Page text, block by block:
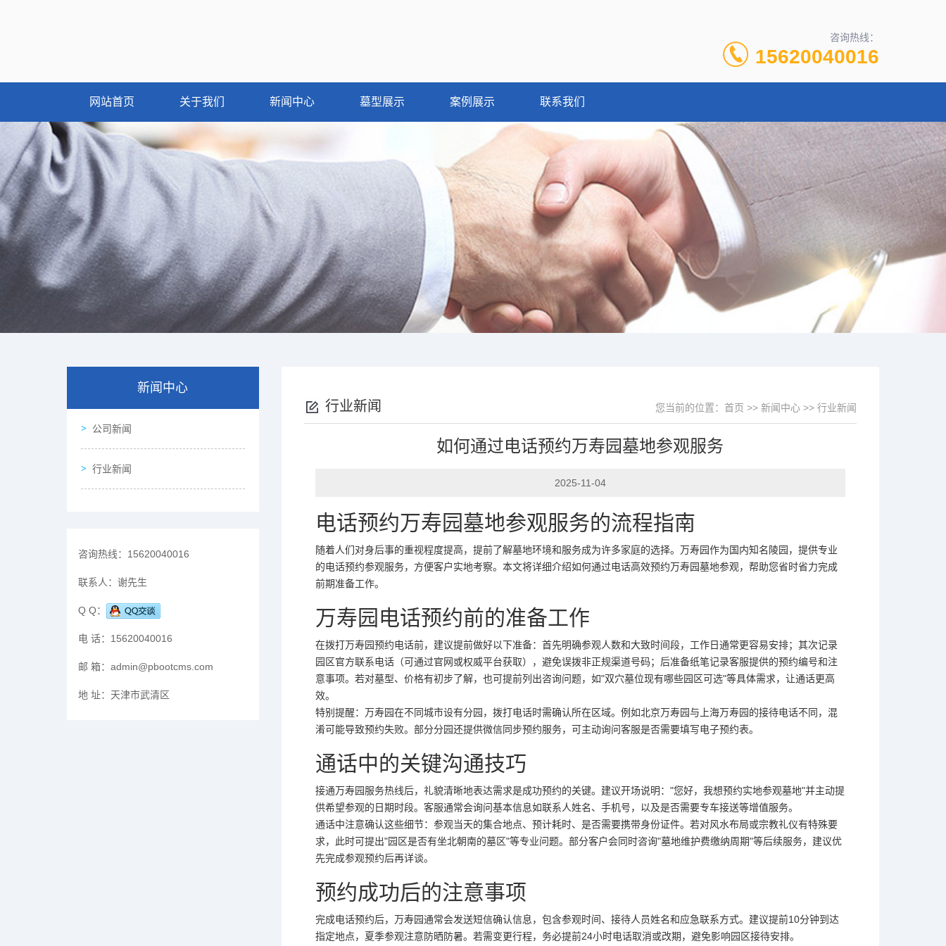
咨询热线：
15620040016
网站首页 关于我们 新闻中心 墓型展示 案例展示 联系我们
新闻中心
公司新闻
行业新闻
咨询热线： 15620040016
联系人： 谢先生
Q Q：
电 话： 15620040016
邮 箱： admin@pbootcms.com
地 址： 天津市武清区
行业新闻 您当前的位置： 首页 >> 新闻中心 >> 行业新闻
如何通过电话预约万寿园墓地参观服务
2025-11-04
电话预约万寿园墓地参观服务的流程指南
随着人们对身后事的重视程度提高，提前了解墓地环境和服务成为许多家庭的选择。万寿园作为国内知名陵园，提供专业
的电话预约参观服务，方便客户实地考察。本文将详细介绍如何通过电话高效预约万寿园墓地参观，帮助您省时省力完成
前期准备工作。
万寿园电话预约前的准备工作
在拨打万寿园预约电话前，建议提前做好以下准备：首先明确参观人数和大致时间段，工作日通常更容易安排；其次记录
园区官方联系电话（可通过官网或权威平台获取），避免误拨非正规渠道号码；后准备纸笔记录客服提供的预约编号和注
意事项。若对墓型、价格有初步了解，也可提前列出咨询问题，如"双穴墓位现有哪些园区可选"等具体需求，让通话更高
效。
特别提醒：万寿园在不同城市设有分园，拨打电话时需确认所在区域。例如北京万寿园与上海万寿园的接待电话不同，混
淆可能导致预约失败。部分分园还提供微信同步预约服务，可主动询问客服是否需要填写电子预约表。
通话中的关键沟通技巧
接通万寿园服务热线后，礼貌清晰地表达需求是成功预约的关键。建议开场说明："您好，我想预约实地参观墓地"并主动提
供希望参观的日期时段。客服通常会询问基本信息如联系人姓名、手机号，以及是否需要专车接送等增值服务。
通话中注意确认这些细节：参观当天的集合地点、预计耗时、是否需要携带身份证件。若对风水布局或宗教礼仪有特殊要
求，此时可提出"园区是否有坐北朝南的墓区"等专业问题。部分客户会同时咨询"墓地维护费缴纳周期"等后续服务，建议优
先完成参观预约后再详谈。
预约成功后的注意事项
完成电话预约后，万寿园通常会发送短信确认信息，包含参观时间、接待人员姓名和应急联系方式。建议提前10分钟到达
指定地点，夏季参观注意防晒防暑。若需变更行程，务必提前24小时电话取消或改期，避免影响园区接待安排。